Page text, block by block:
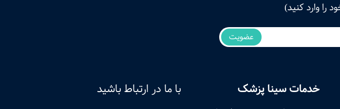
را وارد کنید)
عضویت
خدمات سینا پزشک با ما در ارتباط باشید